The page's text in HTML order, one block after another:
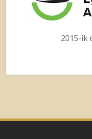
2015-ik